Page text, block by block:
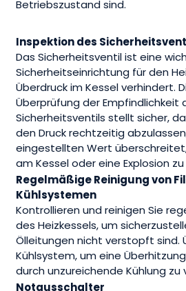
Betriebszustand sind.
Inspektion des
Das Sicherheitsventil ist eine
Sicherheitseinrichtung für den
Überdruck im Kessel verhindert.
Überprüfung der Empfindlichkeit
Sicherheitsventils stellt sicher,
den Druck rechtzeitig
eingestellten Wert
am Kessel oder eine Explosion
Regelmäßige Reinigung von
Kühlsystemen
Kontrollieren und reinigen Sie
des Heizkessels, um
Ölleitungen nicht verstopft sind.
Kühlsystem, um eine
durch unzureichende Kühlung zu
Notausschalter